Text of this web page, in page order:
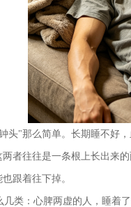
头"那么简单。长期睡不好
两者往往是一条根上长出来
跟着往下掉。
几类：心脾两虚的人，睡着